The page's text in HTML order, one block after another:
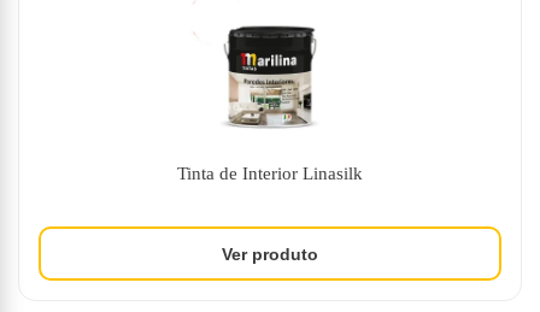
Tinta de Interior Linasilk